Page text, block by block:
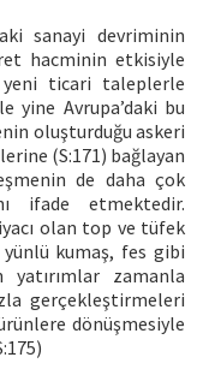
sanayi devriminin
hacminin etkisiyle
yeni ticari taleplerle
yine Avrupa’daki bu
oluşturduğu askeri
(S:171) bağlayan
de daha çok
ifade etmektedir.
olan top ve tüfek
kumaş, fes gibi
yatırımlar zamanla
gerçekleştirmeleri
dönüşmesiyle